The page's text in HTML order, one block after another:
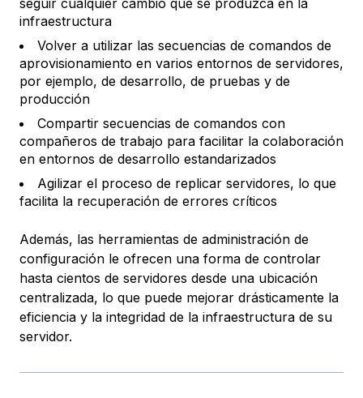
seguir cualquier cambio que se produzca en la
infraestructura
Volver a utilizar las secuencias de comandos de
aprovisionamiento en varios entornos de servidores,
por ejemplo, de desarrollo, de pruebas y de
producción
Compartir secuencias de comandos con
compañeros de trabajo para facilitar la colaboración
en entornos de desarrollo estandarizados
Agilizar el proceso de replicar servidores, lo que
facilita la recuperación de errores críticos
Además, las herramientas de administración de
configuración le ofrecen una forma de controlar
hasta cientos de servidores desde una ubicación
centralizada, lo que puede mejorar drásticamente la
eficiencia y la integridad de la infraestructura de su
servidor.